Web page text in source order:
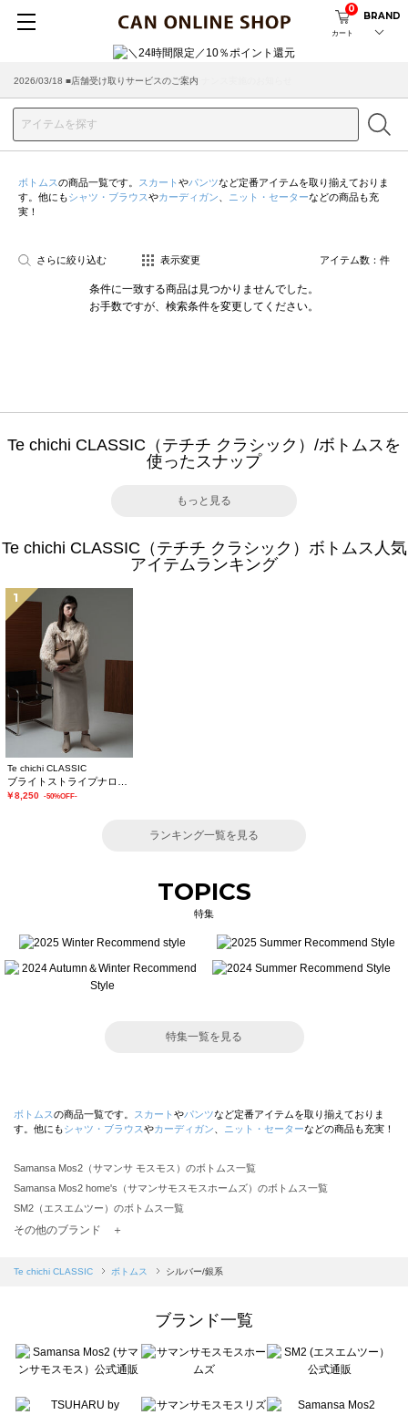
カート
0
BRAND
2026/08/04 ■8/13(木)AM2:00～サイトメンテナンス実施のお知らせ
2026/03/18 ■店舗受け取りサービスのご案内
ボトムスの商品一覧です。 スカート やパンツなど定番アイテムを取り揃えておりま
す。他にもシャツ・ブラウスやカーディガン ニット・セーターなどの商品も充
実！
さらに絞り込む 表示変更 アイテム数： 件
条件に一致する商品は見つかりませんでした。
お手数ですが、検索条件を変更してください。
Te chichi CLASSIC（テチチ クラシック）/ボトムスを
使ったスナップ
もっと見る
Te chichi CLASSIC（テチチ クラシック）ボトムス人気
アイテムランキング
1
Te chichi CLASSIC
￥8,250 -50%OFF-
ランキング一覧を見る
TOPICS
特集
特集一覧を見る
ボトムスの商品一覧です。 スカート やパンツなど定番アイテムを取り揃えておりま
す。他にもシャツ・ブラウスやカーディガン ニット・セーターなどの商品も充実！
Samansa Mos2（サマンサ モスモス）のボトムス一覧
Samansa Mos2 home's（サマンサモスモスホームズ）のボトムス一覧
SM2（エスエムツー）のボトムス一覧
TSUHARU by Samansa Mos2（ツハルバイサマンサモスモス）のボトムス一覧
Samansa Mos2 blue（サマンサモスモス ブルー）のボトムス一覧
sō4ū（ソウフォーユー）のボトムス一覧
Te chichi（テチチ）のボトムス一覧
Te chichi CLASSIC（テチチ クラシック）のボトムス一覧
Lugnoncure（ルノンキュール）のボトムス一覧
その他のブランド ＋
Te chichi CLASSIC ボトムス シルバー/銀系
ブランド一覧